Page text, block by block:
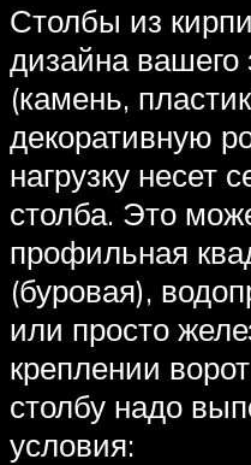
Столбы из
дизайна вашего
(камень,
декоративную
нагрузку несет
столба. Это
профильная
(буровая),
или просто
креплении
столбу надо
условия: